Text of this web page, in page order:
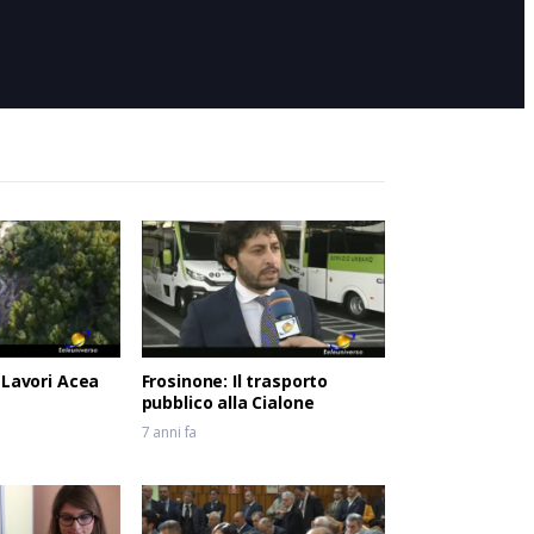
Acea
Frosinone: Il trasporto
pubblico alla Cialone
7 anni fa